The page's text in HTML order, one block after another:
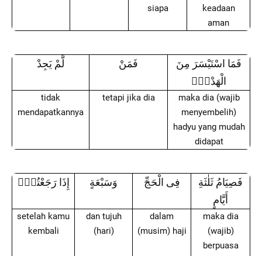
siapa
keadaan
aman
لَّمْ يَجِدْ فَمَنْ
فَمَا اسْتَيْسَرَ مِنَ
الْهَدْيِۚ
tidak
mendapatkannya
tetapi jika dia
maka dia (wajib
menyembelih)
hadyu yang mudah
didapat
إِذَا رَجَعْتُمْۗ وَسَبْعَةٍ فِى الْحَجِّ
فَصِيَامُ ثَلٰثَةِ
أَيَّامٍ
setelah kamu
kembali
dan tujuh
(hari)
dalam
(musim) haji
maka dia
(wajib)
berpuasa